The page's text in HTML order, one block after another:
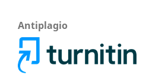
Antiplagio